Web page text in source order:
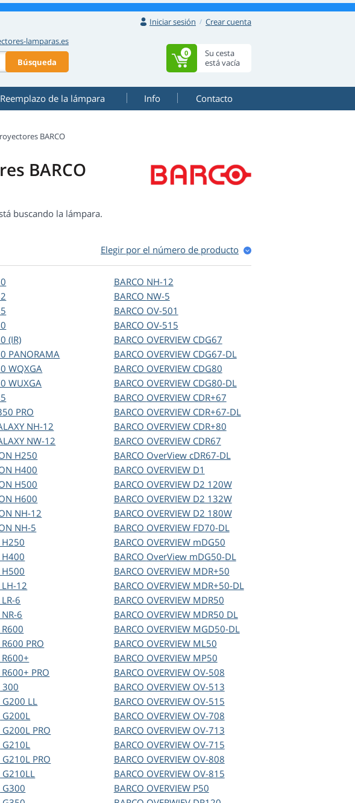
Iniciar sesión
Crear cuenta
lamparas.es
Búsqueda
Su cesta
está vacía
0
Reemplazo de la lámpara Info Contacto
BARCO
BARCO
buscando la lámpara.
Elegir por el número de produсto
(IR)
PANORAMA
WQXGA
WUXGA
PRO
NH-12
NW-12
H250
H400
H500
H600
NH-12
NH-5
H250
H400
H500
LH-12
6
6
R600
PRO
R600+
PRO
300
G200 LL
G200L
G200L PRO
G210L
G210L PRO
G210LL
G300
BARCO NH-12
BARCO NW-5
BARCO OV-501
BARCO OV-515
BARCO OVERVIEW CDG67
BARCO OVERVIEW CDG67-DL
BARCO OVERVIEW CDG80
BARCO OVERVIEW CDG80-DL
BARCO OVERVIEW CDR+67
BARCO OVERVIEW CDR+67-DL
BARCO OVERVIEW CDR+80
BARCO OVERVIEW CDR67
BARCO OverView cDR67-DL
BARCO OVERVIEW D1
BARCO OVERVIEW D2 120W
BARCO OVERVIEW D2 132W
BARCO OVERVIEW D2 180W
BARCO OVERVIEW FD70-DL
BARCO OVERVIEW mDG50
BARCO OverView mDG50-DL
BARCO OVERVIEW MDR+50
BARCO OVERVIEW MDR+50-DL
BARCO OVERVIEW MDR50
BARCO OVERVIEW MDR50 DL
BARCO OVERVIEW MGD50-DL
BARCO OVERVIEW ML50
BARCO OVERVIEW MP50
BARCO OVERVIEW OV-508
BARCO OVERVIEW OV-513
BARCO OVERVIEW OV-515
BARCO OVERVIEW OV-708
BARCO OVERVIEW OV-713
BARCO OVERVIEW OV-715
BARCO OVERVIEW OV-808
BARCO OVERVIEW OV-815
BARCO OVERVIEW P50